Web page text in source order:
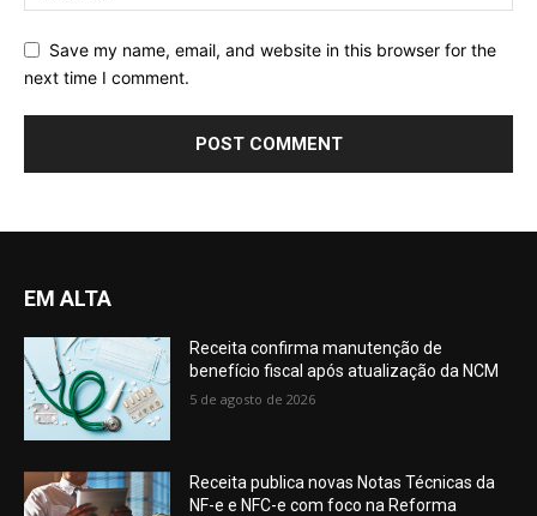
Save my name, email, and website in this browser for the
next time I comment.
EM ALTA
Receita confirma manutenção de
benefício fiscal após atualização da NCM
5 de agosto de 2026
Receita publica novas Notas Técnicas da
NF-e e NFC-e com foco na Reforma